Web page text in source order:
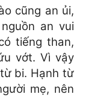
cũng an ủi,
an vui
tiếng than,
vớt. Vì vậy
bi. Hạnh từ
mẹ, nên